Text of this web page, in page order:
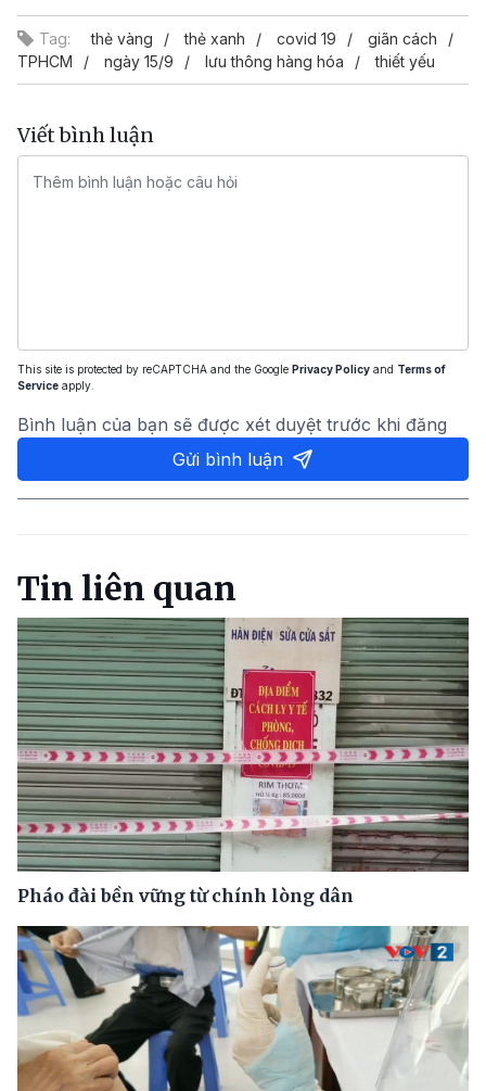
Tag: thẻ vàng thẻ xanh covid 19
giãn cách
TPHCM
ngày 15/9 lưu thông hàng hóa thiết yếu
Viết bình luận
This site is protected by reCAPTCHA and the Google Privacy Policy and Terms of
Service apply.
Bình luận của bạn sẽ được xét duyệt trước khi đăng
Gửi bình luận
Tin liên quan
Pháo đài bền vững từ chính lòng dân